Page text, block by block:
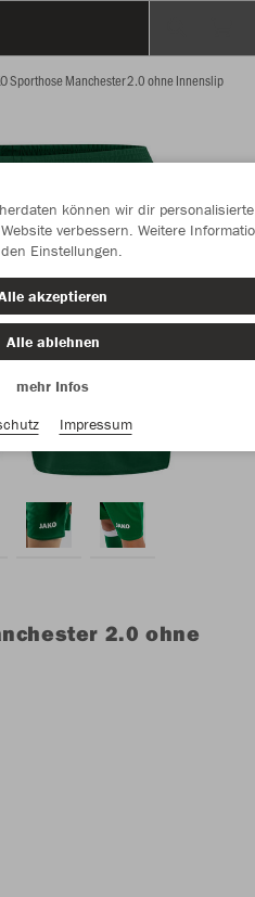
Sporthose Manchester 2.0 ohne Innenslip
2.0 ohne
können wir dir personalisierte
verbessern. Weitere
Einstellungen.
akzeptieren
Alle ablehnen
mehr Infos
Impressum